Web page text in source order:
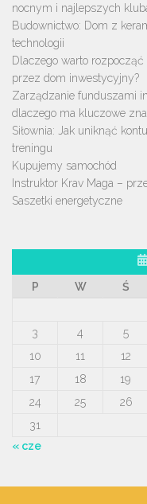
nocnym i najlepszych
Budownictwo: Dom z
technologii
Dlaczego warto
przez dom inwestycyjny?
Zarządzanie funduszami
dlaczego ma kluczowe
Siłownia: Jak uniknąć
treningu
Kupujemy samochód
Instruktor Krav Maga –
Saszetki energetyczne
P
W Ś
3
4 5
10
11 12
17
18 19
24
25 26
31
« cze